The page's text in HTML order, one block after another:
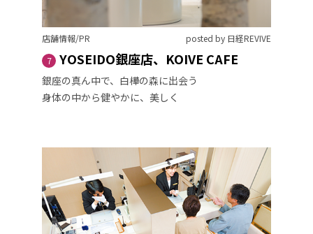
店舗情報/PR
posted by 日経REVIVE
7
YOSEIDO銀座店、KOIVE CAFE
銀座の真ん中で、白樺の森に出会う
身体の中から健やかに、美しく